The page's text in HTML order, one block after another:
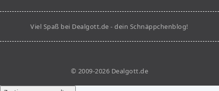
Viel Spaß bei Dealgott.de - dein Schnäppchenblog!
© 2009-2026 Dealgott.de